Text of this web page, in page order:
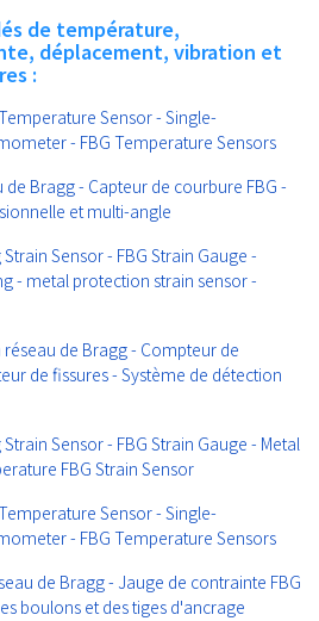
de température,
déplacement, vibration et
:
Sensor - Single-
- FBG Temperature Sensors
Bragg - Capteur de courbure FBG -
et multi-angle
Sensor - FBG Strain Gauge -
- metal protection strain sensor -
de Bragg - Compteur de
de fissures - Système de détection
Sensor - FBG Strain Gauge - Metal
FBG Strain Sensor
Sensor - Single-
- FBG Temperature Sensors
de Bragg - Jauge de contrainte FBG
boulons et des tiges d'ancrage